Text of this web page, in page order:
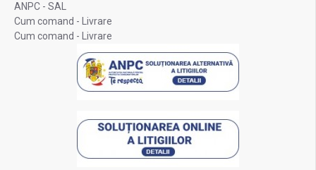
ANPC - SAL
Cum comand - Livrare
Cum comand - Livrare